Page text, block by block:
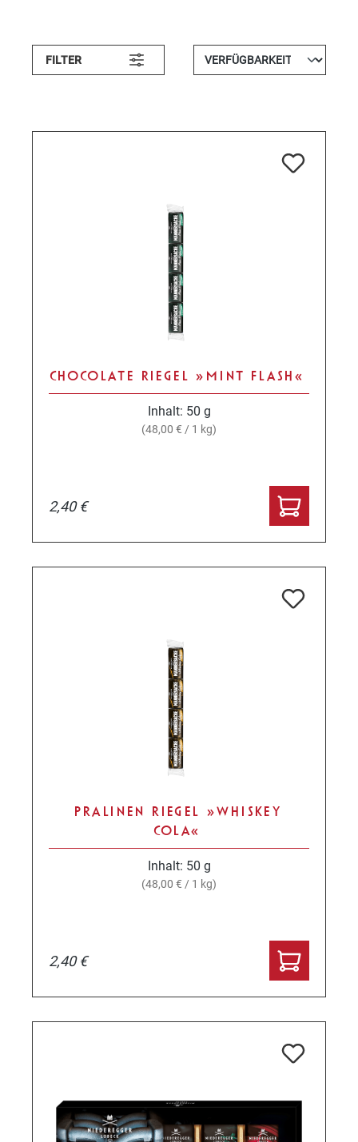
FILTER
CHOCOLATE RIEGEL »MINT FLASH«
Inhalt: 50 g
(48,00 € / 1 kg)
2,40 €
PRALINEN RIEGEL »WHISKEY
COLA«
Inhalt: 50 g
(48,00 € / 1 kg)
2,40 €